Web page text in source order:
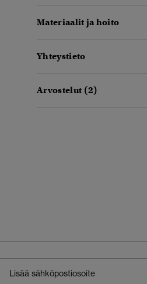
Materiaalit ja hoito
Yhteystieto
Arvostelut (2)